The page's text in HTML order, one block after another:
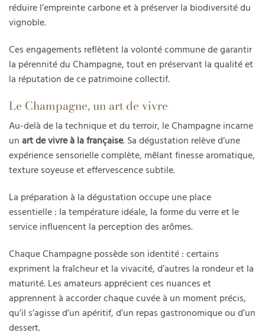
réduire l’empreinte carbone et à préserver la biodiversité du
vignoble.
Ces engagements reflètent la volonté commune de garantir
la pérennité du Champagne, tout en préservant la qualité et
la réputation de ce patrimoine collectif.
Le Champagne, un art de vivre
Au-delà de la technique et du terroir, le Champagne incarne
un art de vivre à la française. Sa dégustation relève d’une
expérience sensorielle complète, mêlant finesse aromatique,
texture soyeuse et effervescence subtile.
La préparation à la dégustation occupe une place
essentielle : la température idéale, la forme du verre et le
service influencent la perception des arômes.
Chaque Champagne possède son identité : certains
expriment la fraîcheur et la vivacité, d’autres la rondeur et la
maturité. Les amateurs apprécient ces nuances et
apprennent à accorder chaque cuvée à un moment précis,
qu’il s’agisse d’un apéritif, d’un repas gastronomique ou d’un
dessert.